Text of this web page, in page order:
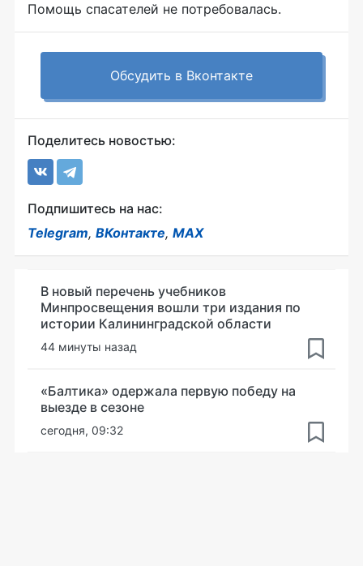
Помощь спасателей не потребовалась.
Обсудить в Вконтакте
Поделитесь новостью:
Подпишитесь на нас:
Telegram, ВКонтакте, MAX
В новый перечень учебников
Минпросвещения вошли три издания по
истории Калининградской области
44 минуты назад
«Балтика» одержала первую победу на
выезде в сезоне
сегодня, 09:32